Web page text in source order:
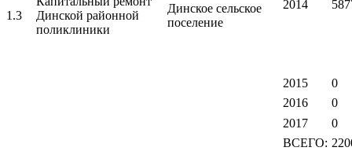
1.3
Динской районной
поликлиники
Динское сельское
поселение
2014
2015
0
2016
0
2017
0
ВСЕГО: